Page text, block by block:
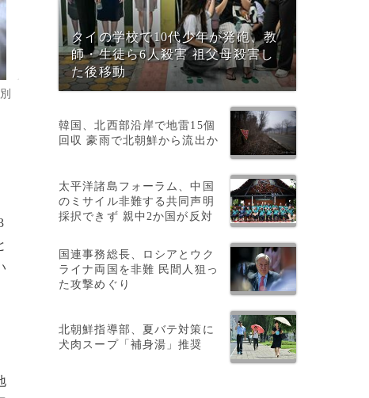
タイの学校で10代少年が発砲、教
師・生徒ら6人殺害 祖父母殺害し
た後移動
韓国、北西部沿岸で地雷15個
回収 豪雨で北朝鮮から流出か
太平洋諸島フォーラム、中国
のミサイル非難する共同声明
採択できず 親中2か国が反対
国連事務総長、ロシアとウク
ライナ両国を非難 民間人狙っ
た攻撃めぐり
北朝鮮指導部、夏バテ対策に
犬肉スープ「補身湯」推奨